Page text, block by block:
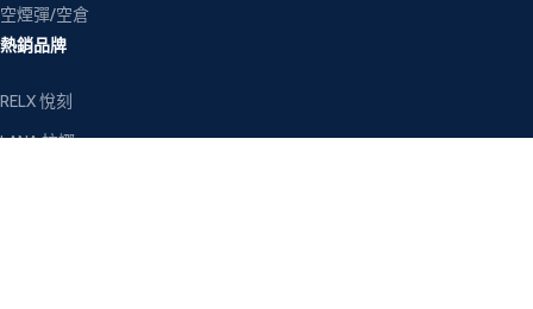
空煙彈/空倉
熱銷品牌
RELX 悅刻
LANA 拉娜